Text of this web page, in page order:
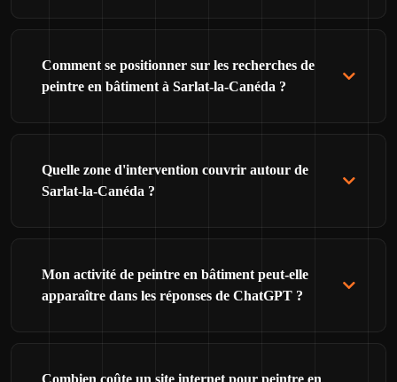
Comment se positionner sur les recherches de
peintre en bâtiment à Sarlat-la-Canéda ?
Quelle zone d'intervention couvrir autour de
Sarlat-la-Canéda ?
Mon activité de peintre en bâtiment peut-elle
apparaître dans les réponses de ChatGPT ?
Combien coûte un site internet pour peintre en